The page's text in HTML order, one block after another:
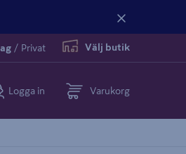
/ Privat Välj butik
Logga in Varukorg